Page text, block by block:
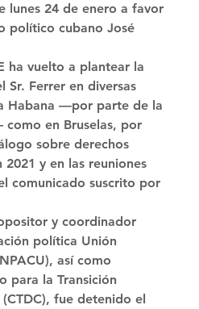
lunes 24 de enero a favor
político cubano José
ha vuelto a plantear la
Sr. Ferrer en diversas
Habana —por parte de la
en Bruselas, por
sobre derechos
2021 y en las reuniones
comunicado suscrito por
y coordinador
política Unión
así como
para la Transición
fue detenido el